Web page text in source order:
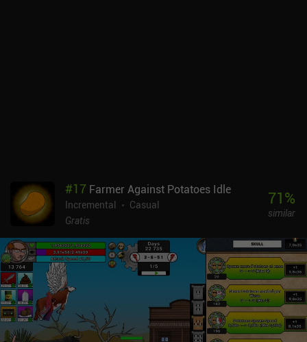
#17 Farmer Against Potatoes Idle
Incremental
Casual
Gratis
71%
similar